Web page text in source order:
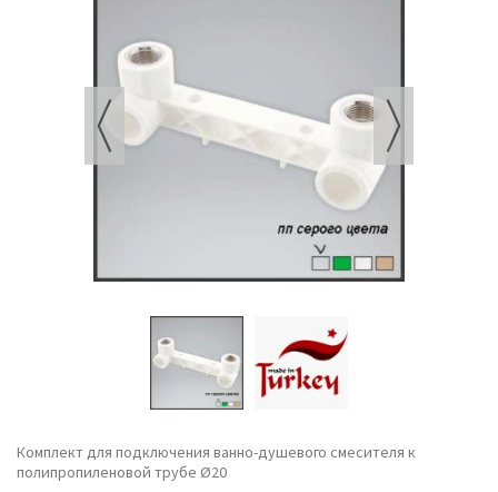
Комплект для подключения ванно-душевого смесителя к
полипропиленовой трубе Ø20